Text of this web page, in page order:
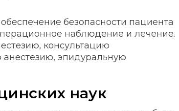
безопасности пациента
наблюдение и лечение.
консультацию
анестезию, эпидуральную
наук